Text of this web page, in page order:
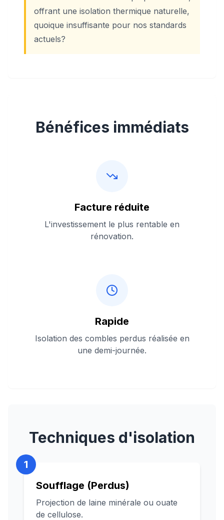
offrant une isolation thermique naturelle,
quoique insuffisante pour nos standards
actuels?
Bénéfices immédiats
Facture réduite
L'investissement le plus rentable en
rénovation.
Rapide
Isolation des combles perdus réalisée en
une demi-journée.
Techniques d'isolation
1
Soufflage (Perdus)
Projection de laine minérale ou ouate
de cellulose.